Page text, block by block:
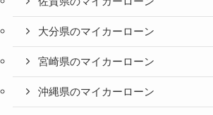
大分県のマイカーローン
宮崎県のマイカーローン
沖縄県のマイカーローン